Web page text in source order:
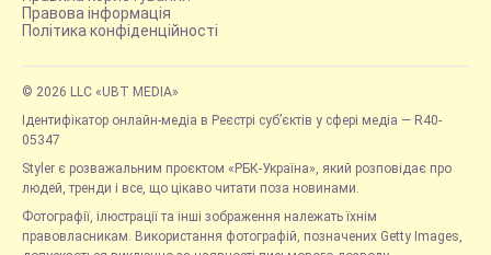
Правова інформація
Політика конфіденційності
© 2026 LLC «UBT MEDIA»
Ідентифікатор онлайн-медіа в Реєстрі суб’єктів у сфері медіа — R40-
05347
Styler є розважальним проєктом «РБК-Україна», який розповідає про
людей, тренди і все, що цікаво читати поза новинами.
Фотографії, ілюстрації та інші зображення належать їхнім
правовласникам. Використання фотографій, позначених Getty Images,